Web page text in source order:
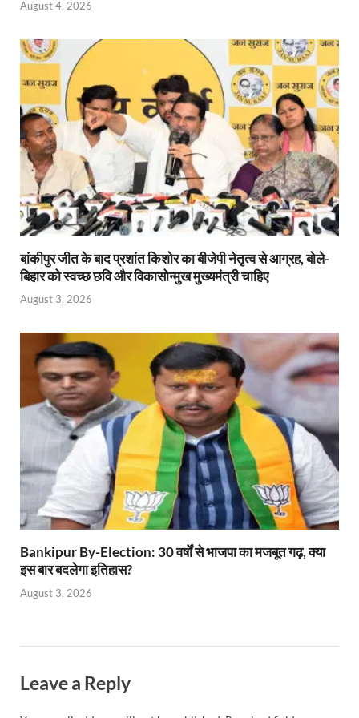
August 4, 2026
बांकीपुर जीत के बाद प्रशांत किशोर का बीजेपी नेतृत्व से आग्रह, बोले-
बिहार को स्वच्छ छवि और विकासोन्मुख मुख्यमंत्री चाहिए
August 3, 2026
Bankipur By-Election: 30 वर्षों से भाजपा का मजबूत गढ़, क्या
इस बार बदलेगा इतिहास?
August 3, 2026
Leave a Reply